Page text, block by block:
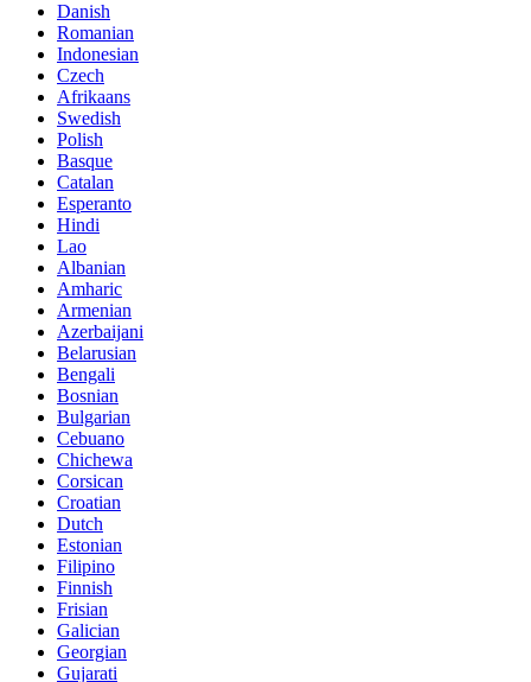
Danish
Romanian
Indonesian
Czech
Afrikaans
Swedish
Polish
Basque
Catalan
Esperanto
Hindi
Lao
Albanian
Amharic
Armenian
Azerbaijani
Belarusian
Bengali
Bosnian
Bulgarian
Cebuano
Chichewa
Corsican
Croatian
Dutch
Estonian
Filipino
Finnish
Frisian
Galician
Georgian
Gujarati